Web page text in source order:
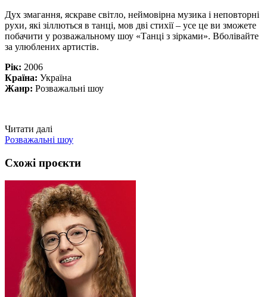
Дух змагання, яскраве світло, неймовірна музика і неповторні
рухи, які зіллються в танці, мов дві стихії – усе це ви зможете
побачити у розважальному шоу «Танці з зірками». Вболівайте
за улюблених артистів.
Рік: 2006
Країна: Україна
Жанр: Розважальні шоу
Читати далі
Розважальні шоу
Схожі проєкти